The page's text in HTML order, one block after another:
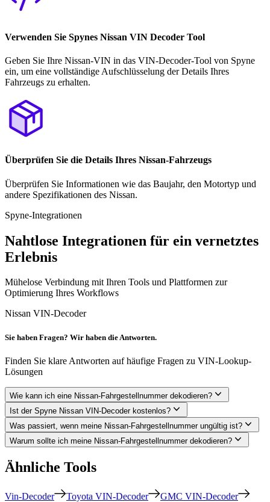
Verwenden Sie Spynes Nissan VIN Decoder Tool
Geben Sie Ihre Nissan-VIN in das VIN-Decoder-Tool von Spyne
ein, um eine vollständige Aufschlüsselung der Details Ihres
Fahrzeugs zu erhalten.
Überprüfen Sie die Details Ihres Nissan-Fahrzeugs
Überprüfen Sie Informationen wie das Baujahr, den Motortyp und
andere Spezifikationen des Nissan.
Spyne-Integrationen
Nahtlose Integrationen für ein vernetztes
Erlebnis
Mühelose Verbindung mit Ihren Tools und Plattformen zur
Optimierung Ihres Workflows
Nissan VIN-Decoder
Sie haben Fragen? Wir haben die Antworten.
Finden Sie klare Antworten auf häufige Fragen zu VIN-Lookup-
Lösungen
Wie kann ich eine Nissan-Fahrgestellnummer dekodieren?
Ist der Spyne Nissan VIN-Decoder kostenlos?
Was passiert, wenn meine Nissan-Fahrgestellnummer ungültig ist?
Warum sollte ich meine Nissan-Fahrgestellnummer dekodieren?
Ähnliche Tools
Vin-Decoder Toyota VIN-Decoder
GMC VIN-Decoder